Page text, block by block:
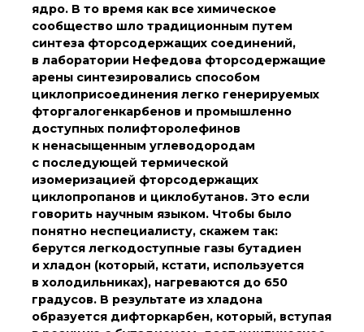
Контакты
Основные
направления
деятельности
Важнейшие
достижения института
Научный Совет РАН
по органической
Искусственный
интеллект (ИИ)
в химии
Аддитивные
технологии
Электронная
микроскопия
Награды сотрудников
ИОХ РАН
ядро. В то время как все химическое
сообщество шло традиционным путем
синтеза фторсодержащих соединений,
в лаборатории Нефедова фторсодержащие
арены синтезировались способом
циклоприсоединения легко генерируемых
фторгалогенкарбенов и промышленно
доступных полифторолефинов
к ненасыщенным углеводородам
с последующей термической
изомеризацией фторсодержащих
циклопропанов и циклобутанов. Это если
говорить научным языком. Чтобы было
понятно неспециалисту, скажем так:
берутся легкодоступные газы бутадиен
и хладон (который, кстати, используется
в холодильниках), нагреваются до 650
градусов. В результате из хладона
образуется дифторкарбен, который, вступая